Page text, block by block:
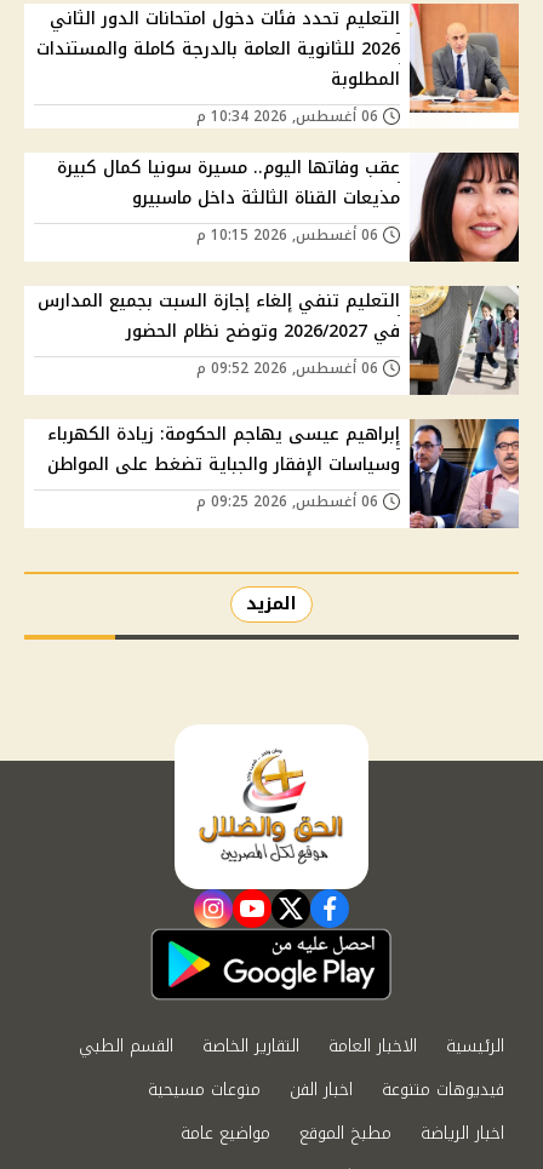
التعليم تحدد فئات دخول امتحانات الدور الثاني
2026 للثانوية العامة بالدرجة كاملة والمستندات
المطلوبة
عقب وفاتها اليوم.. مسيرة سونيا كمال كبيرة
مذيعات القناة الثالثة داخل ماسبيرو
التعليم تنفي إلغاء إجازة السبت بجميع المدارس
في 2026/2027 وتوضح نظام الحضور
إبراهيم عيسى يهاجم الحكومة: زيادة الكهرباء
وسياسات الإفقار والجباية تضغط على المواطن
المزيد
facebook
twitter
youtube
instagram
الرئيسية الاخبار العامة التقارير الخاصة
القسم الطبي
فيديوهات متنوعة
اخبار الفن
منوعات مسيحية
اخبار الرياضة
مطبخ الموقع
مواضيع عامة